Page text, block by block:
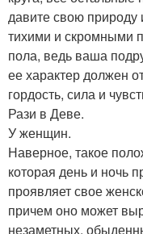
давите свою природу
тихими и скромными
пола, ведь ваша
ее характер должен
гордость, сила и
Рази в Деве.
У женщин.
Наверное, такое
которая день и ночь
проявляет свое
причем оно может
незаметных,